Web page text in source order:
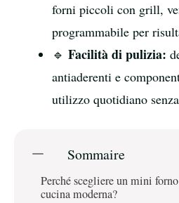
forni piccoli con grill,
programmabile per
🔹 Facilità di pulizia:
antiaderenti e
utilizzo quotidiano
Sommaire
Perché scegliere un mini
cucina moderna?